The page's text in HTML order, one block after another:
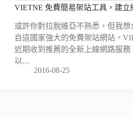
VIETNE 免費簡易架站工具，建立
或許你對拉脫維亞不熟悉，但我想
自這國家強大的免費架站網站，
近期收到推薦的全新上線網路服務
以…
2016-08-25